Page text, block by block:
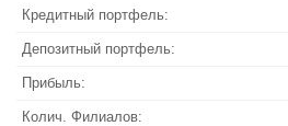
Кредитный портфель:
Депозитный портфель:
Прибыль:
Колич. Филиалов: